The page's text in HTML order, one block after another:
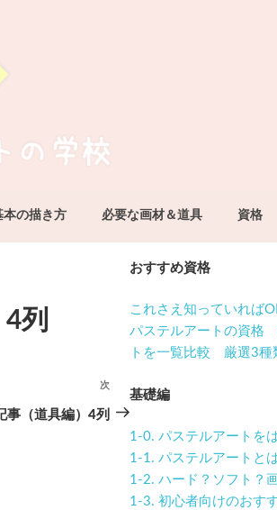
本の描き方 必要な画材＆道具 資格
列
次
の
次
（道具編）4列
おすすめ資格
これさえ知っていれば
パステルアートの資格
トを一覧比較 厳選3種
基礎編
1-0. パステルアートを
1-1. パステルアートと
1-2. ハード？ソフト？
1-3. 初心者向けのおす